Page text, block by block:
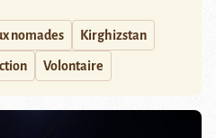
nomades Kirghizstan
Volontaire